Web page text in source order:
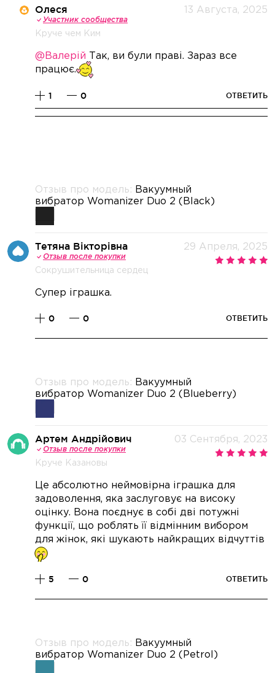
Олеся
Участник сообщества
Круче чем Ким
13 Августа, 2025
@Валерій Так, ви були праві. Зараз все
працює.
1 0 ОТВЕТИТЬ
Отзыв про модель: Вакуумный
вибратор Womanizer Duo 2 (Black)
Тетяна Вікторівна
Отзыв после покупки
Сокрушительница сердец
29 Апреля, 2025
Супер іграшка.
0 0 ОТВЕТИТЬ
Отзыв про модель: Вакуумный
вибратор Womanizer Duo 2 (Blueberry)
Артем Андрійович
Отзыв после покупки
Круче Казановы
03 Сентября, 2023
Це абсолютно неймовірна іграшка для
задоволення, яка заслуговує на високу
оцінку. Вона поєднує в собі дві потужні
функції, що роблять її відмінним вибором
для жінок, які шукають найкращих відчуттів
5 0 ОТВЕТИТЬ
Отзыв про модель: Вакуумный
вибратор Womanizer Duo 2 (Petrol)